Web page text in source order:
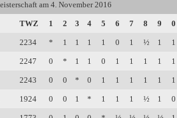
am 4. November 2016
TWZ 1 2 3 4 5 6 7 8 9 0
2234 * 1 1 1 1 0 1 ½ 1 1
2247 0 * 1 1 0 1 1 1 1 1
2243 0 0 * 0 1 1 1 1 1 1
1924 0 0 1 * 1 1 1 ½ 1 0